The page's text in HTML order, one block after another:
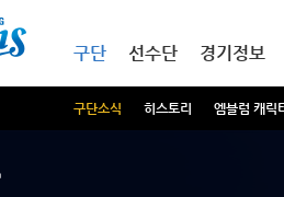
구단
구단소식 히스토리 엠블럼 캐릭
선수단 경기정보